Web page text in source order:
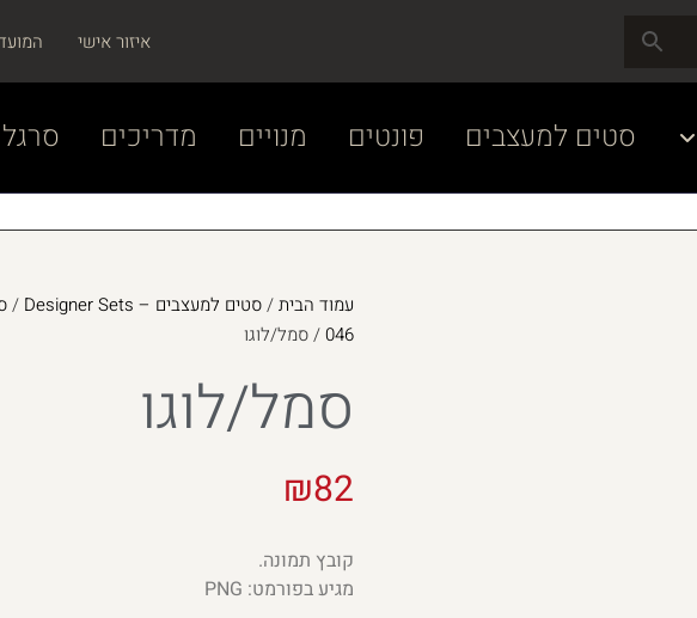
איזור אישי
סטים למעצבים פונטים מנויים מדריכים
עמוד הבית/סטים למעצבים – Designer Sets /
046/ סמל/לוגו
סמל/לוגו
₪82
קובץ תמונה.
מגיע בפורמט: PNG